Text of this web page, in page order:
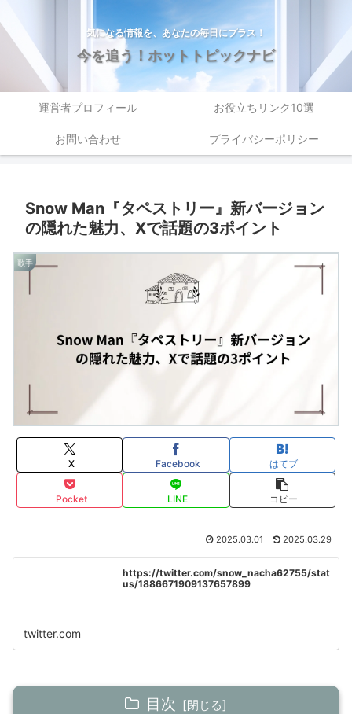
気になる情報を、あなたの毎日にプラス！
今を追う！ホットトピックナビ
運営者プロフィール お役立ちリンク10選
お問い合わせ プライバシーポリシー
Snow Man『タペストリー』新バージョン
の隠れた魅力、Xで話題の3ポイント
歌手
X Facebook はてブ
Pocket LINE コピー
2025.03.01 2025.03.29
https://twitter.com/snow_nacha62755/stat
us/1886671909137657899
twitter.com
目次